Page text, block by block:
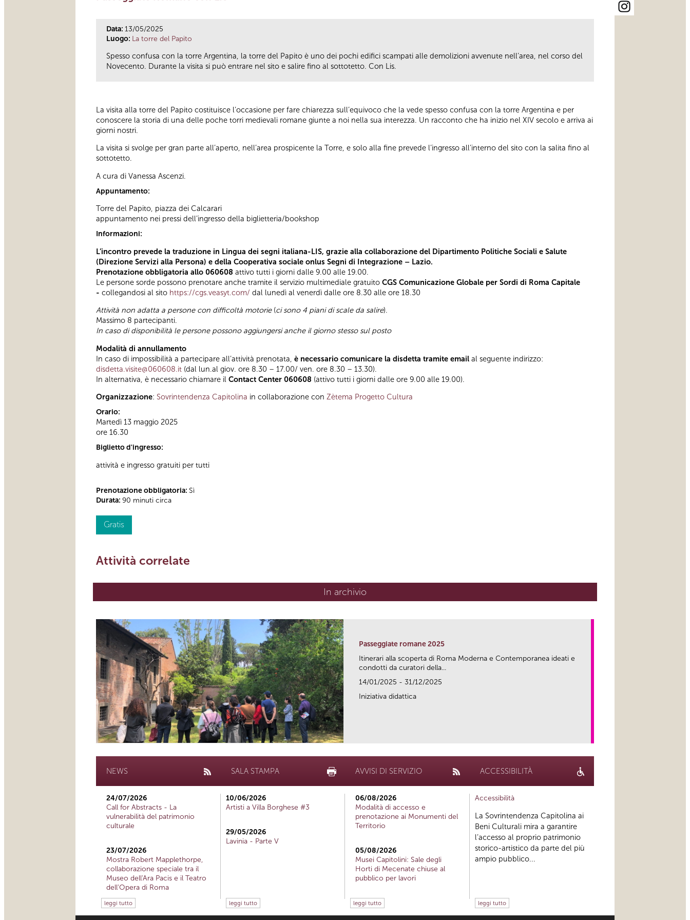
Data: 13/05/2025
Luogo: La torre del Papito
Spesso confusa con la torre Argentina, la torre del Papito è uno dei pochi edifici scampati alle demolizioni avvenute nell’area, nel corso del
Novecento. Durante la visita si può entrare nel sito e salire fino al sottotetto. Con Lis.
La visita alla torre del Papito costituisce l’occasione per fare chiarezza sull’equivoco che la vede spesso confusa con la torre Argentina e per
conoscere la storia di una delle poche torri medievali romane giunte a noi nella sua interezza. Un racconto che ha inizio nel XIV secolo e arriva ai
giorni nostri.
La visita si svolge per gran parte all’aperto, nell’area prospicente la Torre, e solo alla fine prevede l’ingresso all’interno del sito con la salita fino al
sottotetto.
A cura di Vanessa Ascenzi.
Appuntamento:
Torre del Papito, piazza dei Calcarari
appuntamento nei pressi dell’ingresso della biglietteria/bookshop
Informazioni:
L’incontro prevede la traduzione in Lingua dei segni italiana-LIS, grazie alla collaborazione del Dipartimento Politiche Sociali e Salute
(Direzione Servizi alla Persona) e della Cooperativa sociale onlus Segni di Integrazione – Lazio.
Prenotazione obbligatoria allo 060608 attivo tutti i giorni dalle 9.00 alle 19.00.
Le persone sorde possono prenotare anche tramite il servizio multimediale gratuito CGS Comunicazione Globale per Sordi di Roma Capitale
- collegandosi al sito https://cgs.veasyt.com/ dal lunedì al venerdì dalle ore 8.30 alle ore 18.30
Attività non adatta a persone con difficoltà motorie(ci sono 4 piani di scale da salire).
Massimo 8 partecipanti.
In caso di disponibilità le persone possono aggiungersi anche il giorno stesso sul posto
Modalità di annullamento
In caso di impossibilità a partecipare all’attività prenotata, è necessario comunicare la disdetta tramite email al seguente indirizzo:
disdetta.visite@060608.it (dal lun.al giov. ore 8.30 – 17.00/ ven. ore 8.30 – 13.30).
In alternativa, è necessario chiamare il Contact Center 060608 (attivo tutti i giorni dalle ore 9.00 alle 19.00).
Organizzazione: Sovrintendenza Capitolina in collaborazione con Zètema Progetto Cultura
Orario:
Martedì 13 maggio 2025
ore 16.30
Biglietto d'ingresso:
attività e ingresso gratuiti per tutti
Prenotazione obbligatoria: Sì
Durata: 90 minuti circa
Gratis
Attività correlate
In archivio
Passeggiate romane 2025
Itinerari alla scoperta di Roma Moderna e Contemporanea ideati e
condotti da curatori della...
14/01/2025 - 31/12/2025
Iniziativa didattica
NEWS
24/07/2026
Call for Abstracts - La
vulnerabilità del patrimonio
culturale
23/07/2026
Mostra Robert Mapplethorpe,
collaborazione speciale tra il
Museo dell'Ara Pacis e il Teatro
dell'Opera di Roma
leggi tutto
SALA STAMPA
10/06/2026
Artisti a Villa Borghese #3
29/05/2026
Lavinia - Parte V
leggi tutto
AVVISI DI SERVIZIO
06/08/2026
Modalità di accesso e
prenotazione ai Monumenti del
Territorio
05/08/2026
Musei Capitolini: Sale degli
Horti di Mecenate chiuse al
pubblico per lavori
leggi tutto
ACCESSIBILITÀ
Accessibilità
La Sovrintendenza Capitolina ai
Beni Culturali mira a garantire
l’accesso al proprio patrimonio
storico-artistico da parte del più
ampio pubblico...
leggi tutto